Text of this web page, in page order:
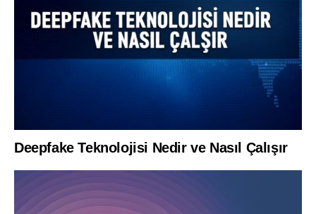
Deepfake Teknolojisi Nedir ve Nasıl Çalışır